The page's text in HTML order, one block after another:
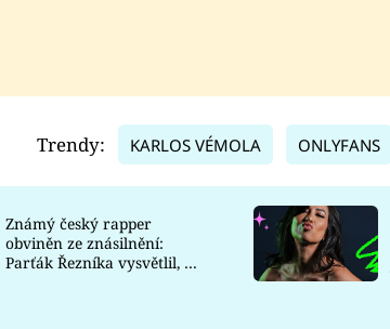
TADEÁŠ KUBĚNKA
DATEL
Trendy: KARLOS VÉMOLA ONLYFANS
Známý český rapper
obviněn ze znásilnění:
Parťák Řezníka vysvětlil, co